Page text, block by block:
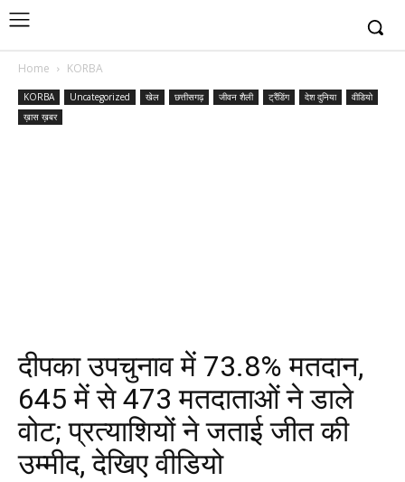
Home KORBA
KORBA Uncategorized खेल छत्तीसगढ़ जीवन शैली ट्रैंडिंग देश दुनिया
वीडियो
ख़ास ख़बर
दीपका उपचुनाव में 73.8% मतदान,
645 में से 473 मतदाताओं ने डाले
वोट; प्रत्याशियों ने जताई जीत की
उम्मीद, देखिए वीडियो